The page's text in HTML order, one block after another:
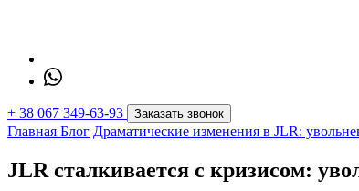
+ 38 067 349-63-93 Заказать звонок
Главная Блог Драматические изменения в JLR:
JLR сталкивается с кризисом: